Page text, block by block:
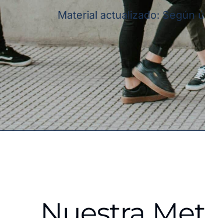
Material actualizado: Según